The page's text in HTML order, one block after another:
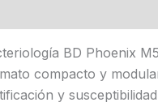
BD Phoenix
compacto y
y